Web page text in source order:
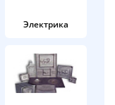
Электрика
раз в 2